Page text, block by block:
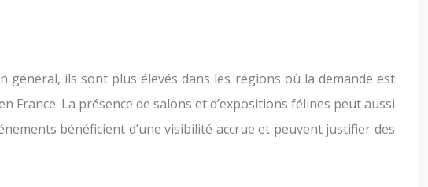
ils sont plus élevés dans les régions où la demande est
La présence de salons et d’expositions félines peut aussi
bénéficient d’une visibilité accrue et peuvent justifier des